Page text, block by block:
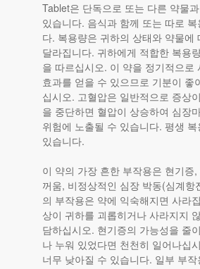
Tablet은 단독으로 또는 다른 약물
있습니다. 음식과 함께 또는 따로
다. 복용량은 귀하의 상태와 약물에
달라집니다. 귀하에게 적합한 복용
을 따르십시오. 이 약을 정기적으로
효과를 얻을 수 있으므로 기분이 좋
십시오. 고혈압은 일반적으로 증상
을 중단하면 혈압이 상승하여 심장
위험에 노출될 수 있습니다. 평생
있습니다.
이 약의 가장 흔한 부작용은 현기증
꺼움, 비정상적인 심장 박동(심계항
의 부작용은 약에 익숙해지면 사라
상이 귀하를 괴롭히거나 사라지지
담하십시오. 현기증의 가능성을 줄
나 누워 있었다면 천천히 일어나십
너무 낮아질 수 있습니다. 일부 부